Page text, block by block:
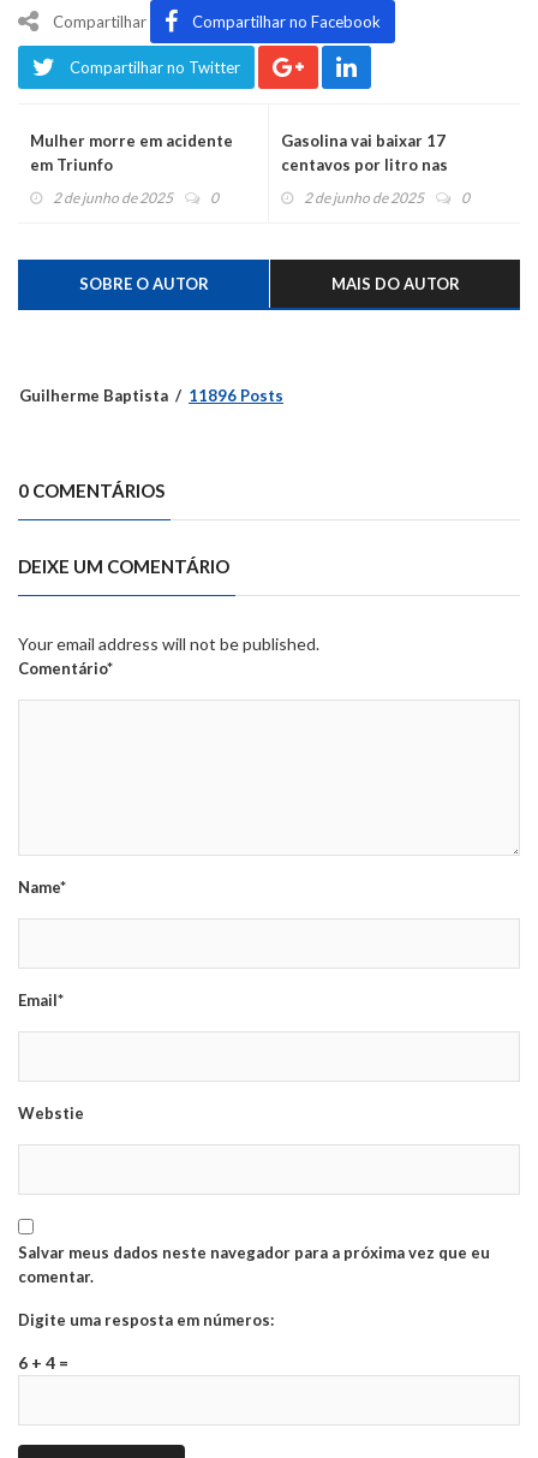
Compartilhar Compartilhar no Facebook
Compartilhar no Twitter
Mulher morre em acidente
em Triunfo
2 de junho de 2025 0
Gasolina vai baixar 17
centavos por litro nas
distribuidoras
2 de junho de 2025 0
SOBRE O AUTOR MAIS DO AUTOR
Guilherme Baptista 11896 Posts
0 COMENTÁRIOS
DEIXE UM COMENTÁRIO
Your email address will not be published.
Comentário*
Name*
Email*
Webstie
Salvar meus dados neste navegador para a próxima vez que eu
comentar.
Digite uma resposta em números:
6 + 4 =